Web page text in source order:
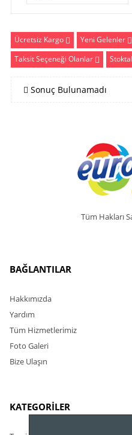
Ücretsiz Kargo Yeni Gelenler
Taksit Seçeneği Olanlar
Sonuç Bulunamadı
Tüm Hakları
BAĞLANTILAR
Hakkımızda
Yardım
Tüm Hizmetlerimiz
Foto Galeri
Bize Ulaşın
KATEGORİLER